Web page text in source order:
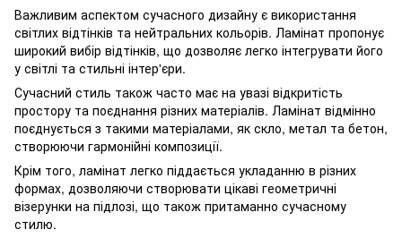
Важливим аспектом сучасного дизайну є використання
світлих відтінків та нейтральних кольорів. Ламінат пропонує
широкий вибір відтінків, що дозволяє легко інтегрувати його
у світлі та стильні інтер'єри.
Сучасний стиль також часто має на увазі відкритість
простору та поєднання різних матеріалів. Ламінат відмінно
поєднується з такими матеріалами, як скло, метал та бетон,
створюючи гармонійні композиції.
Крім того, ламінат легко піддається укладанню в різних
формах, дозволяючи створювати цікаві геометричні
візерунки на підлозі, що також притаманно сучасному
стилю.